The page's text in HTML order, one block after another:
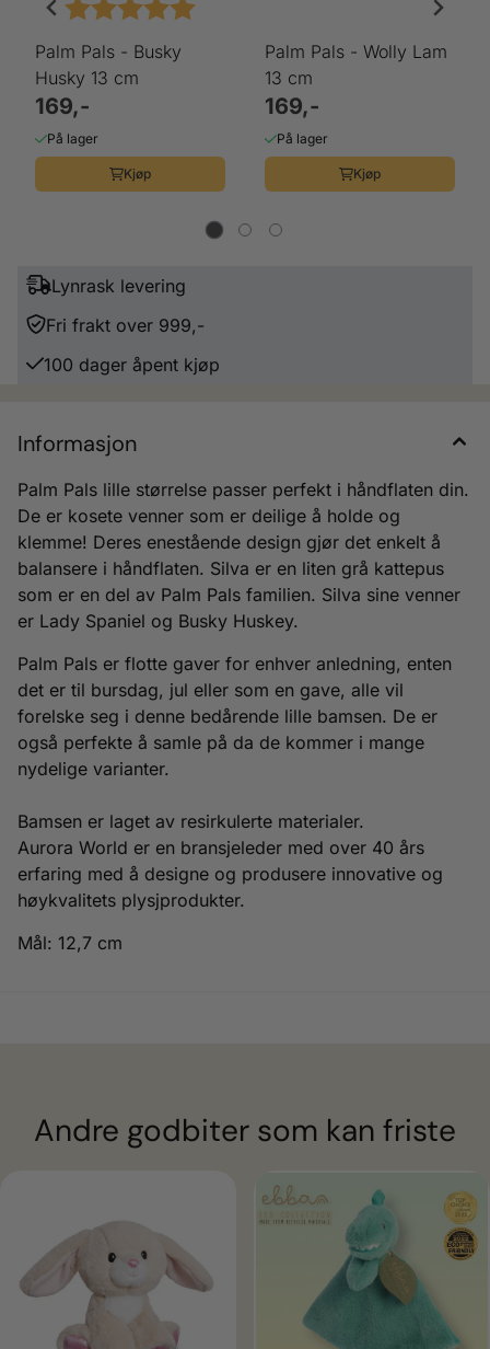
Karakter:
Palm Pals - Busky
Husky 13 cm
169,-
På lager
Kjøp
Palm Pals - Wolly Lam
13 cm
169,-
På lager
Kjøp
Lynrask levering
Fri frakt over 999,-
100 dager åpent kjøp
Informasjon
Palm Pals lille størrelse passer perfekt i håndflaten din.
De er kosete venner som er deilige å holde og
klemme! Deres enestående design gjør det enkelt å
balansere i håndflaten. Silva er en liten grå kattepus
som er en del av Palm Pals familien. Silva sine venner
er Lady Spaniel og Busky Huskey.
Palm Pals er flotte gaver for enhver anledning, enten
det er til bursdag, jul eller som en gave, alle vil
forelske seg i denne bedårende lille bamsen. De er
også perfekte å samle på da de kommer i mange
nydelige varianter.
Bamsen er laget av resirkulerte materialer.
Aurora World er en bransjeleder med over 40 års
erfaring med å designe og produsere innovative og
høykvalitets plysjprodukter.
Mål: 12,7 cm
Andre godbiter som kan friste